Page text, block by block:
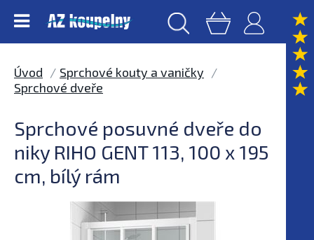
Úvod
Sprchové kouty a vaničky
Sprchové dveře
Sprchové posuvné dveře do
niky RIHO GENT 113, 100 x 195
cm, bílý rám